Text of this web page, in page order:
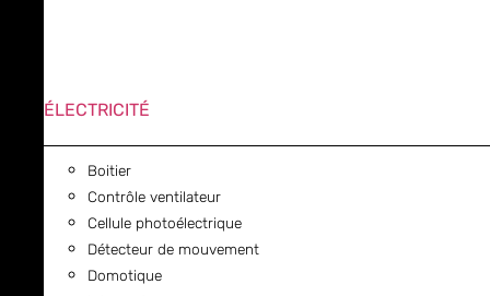
ÉLECTRICITÉ
Boitier
Contrôle ventilateur
Cellule photoélectrique
Détecteur de mouvement
Domotique